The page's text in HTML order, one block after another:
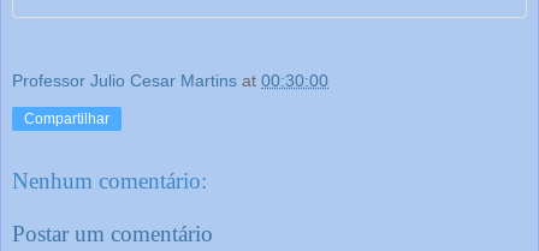
Professor Julio Cesar Martins at 00:30:00
Compartilhar
Nenhum comentário:
Postar um comentário